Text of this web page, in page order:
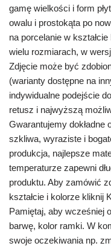
gamę wielkości i form
owalu i prostokąta po
na porcelanie w
wielu rozmiarach, w
Zdjęcie może być
(warianty dostępne na
indywidualne podejście
retusz i najwyższą
Gwarantujemy dokładne
szkliwa, wyraziste i
produkcja, najlepsze
temperaturze zapewni
produktu. Aby zamówić
kształcie i kolorze kliknij
Pamiętaj, aby wcześniej
barwę, kolor ramki. W
swoje oczekiwania np.